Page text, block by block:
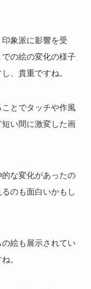
象派に影響を受
の絵の変化の様子
、貴重ですね。
とでタッチや作風
い間に激変した画
な変化があったの
のも面白いかもし
絵も展示されてい
。